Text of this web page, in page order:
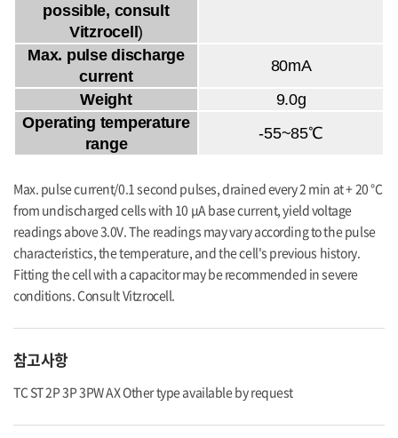
possible, consult
Vitzrocell)
Max. pulse discharge
current
80mA
Weight
9.0g
Operating temperature
range
-55~85℃
Max. pulse current/0.1 second pulses, drained every 2 min at + 20 °C
from undischarged cells with 10 μA base current, yield voltage
readings above 3.0V. The readings may vary according to the pulse
characteristics, the temperature, and the cell's previous history.
Fitting the cell with a capacitor may be recommended in severe
conditions. Consult Vitzrocell.
참고사항
TC ST 2P 3P 3PW AX Other type available by request